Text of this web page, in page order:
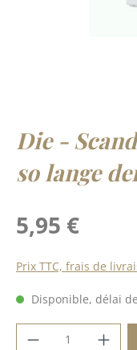
Die -
so lange
Prix régulier :
5,95 €
Prix TTC, frais de
Disponible, délai
Quantité de